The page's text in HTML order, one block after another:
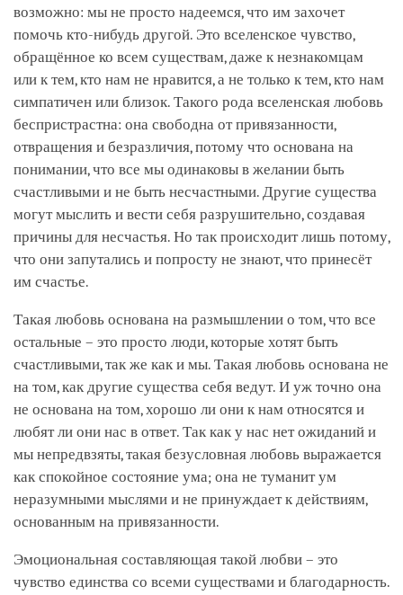
возможно: мы не просто надеемся, что им захочет
помочь кто-нибудь другой. Это вселенское чувство,
обращённое ко всем существам, даже к незнакомцам
или к тем, кто нам не нравится, а не только к тем, кто нам
симпатичен или близок. Такого рода вселенская любовь
беспристрастна: она свободна от привязанности,
отвращения и безразличия, потому что основана на
понимании, что все мы одинаковы в желании быть
счастливыми и не быть несчастными. Другие существа
могут мыслить и вести себя разрушительно, создавая
причины для несчастья. Но так происходит лишь потому,
что они запутались и попросту не знают, что принесёт
им счастье.
Такая любовь основана на размышлении о том, что все
остальные – это просто люди, которые хотят быть
счастливыми, так же как и мы. Такая любовь основана не
на том, как другие существа себя ведут. И уж точно она
не основана на том, хорошо ли они к нам относятся и
любят ли они нас в ответ. Так как у нас нет ожиданий и
мы непредвзяты, такая безусловная любовь выражается
как спокойное состояние ума; она не туманит ум
неразумными мыслями и не принуждает к действиям,
основанным на привязанности.
Эмоциональная составляющая такой любви – это
чувство единства со всеми существами и благодарность.